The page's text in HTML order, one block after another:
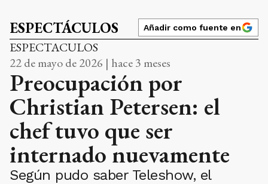
ESPECTÁCULOS Añadir como fuente en
ESPECTACULOS
22 de mayo de 2026 | hace 3 meses
Preocupación por
Christian Petersen: el
chef tuvo que ser
internado nuevamente
Según pudo saber Teleshow, el